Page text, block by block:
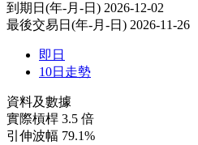
到期日(年-月-日) 2026-12-02
最後交易日(年-月-日) 2026-11-26
即日
10日走勢
資料及數據
實際槓桿 3.5 倍
引伸波幅 79.1%